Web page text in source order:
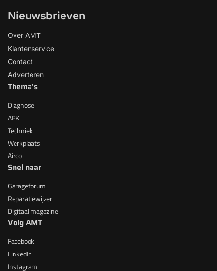
Nieuwsbrieven
Over AMT
Klantenservice
Contact
Adverteren
Thema's
Diagnose
APK
Techniek
Werkplaats
Airco
Snel naar
Garageforum
Reparatiewijzer
Digitaal magazine
Volg AMT
Facebook
LinkedIn
Instagram